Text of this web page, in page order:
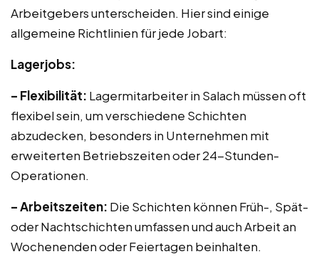
Arbeitgebers unterscheiden. Hier sind einige
allgemeine Richtlinien für jede Jobart:
Lagerjobs:
– Flexibilität: Lagermitarbeiter in Salach müssen oft
flexibel sein, um verschiedene Schichten
abzudecken, besonders in Unternehmen mit
erweiterten Betriebszeiten oder 24-Stunden-
Operationen.
– Arbeitszeiten: Die Schichten können Früh-, Spät-
oder Nachtschichten umfassen und auch Arbeit an
Wochenenden oder Feiertagen beinhalten.